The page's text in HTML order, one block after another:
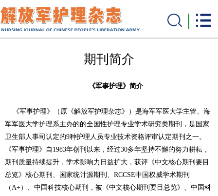
期刊简介
《军事护理》简介
《军事护理》（原 《解放军护理杂志》 ） 是海军军医大学主管、海
军军医大学护理系主办的的全国性护理专业学术研究类期刊，是国家
卫生部人事司认定的9种护理人员专业技术资格评审认定期刊之一。
《军事护理》自1983年创刊以来，经过30多年坚持不懈的努力耕耘，
期刊质量持续提升，学术影响力日益扩大，获评《中文核心期刊要目
总览》核心期刊、国家统计源期刊、RCCSE中国权威学术期刊
（A+）、中国科技核心期刊，被《中文核心期刊要目总览》、中国科